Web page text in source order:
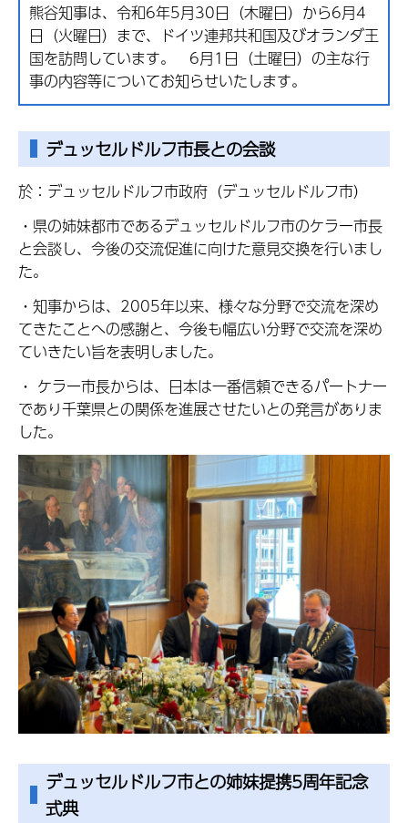
熊谷知事は、令和6年5月30日（木曜日）から6月4
日（火曜日）まで、ドイツ連邦共和国及びオランダ王
国を訪問しています。 6月1日（土曜日）の主な行
事の内容等についてお知らせいたします。
デュッセルドルフ市長との会談
於：デュッセルドルフ市政府（デュッセルドルフ市）
・県の姉妹都市であるデュッセルドルフ市のケラー市長
と会談し、今後の交流促進に向けた意見交換を行いまし
た。
・知事からは、2005年以来、様々な分野で交流を深め
てきたことへの感謝と、今後も幅広い分野で交流を深め
ていきたい旨を表明しました。
・ ケラー市長からは、日本は一番信頼できるパートナー
であり千葉県との関係を進展させたいとの発言がありま
した。
デュッセルドルフ市との姉妹提携5周年記念
式典